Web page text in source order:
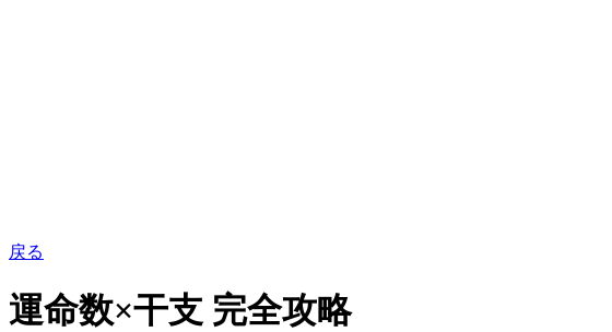
戻る
運命数×干支 完全攻略